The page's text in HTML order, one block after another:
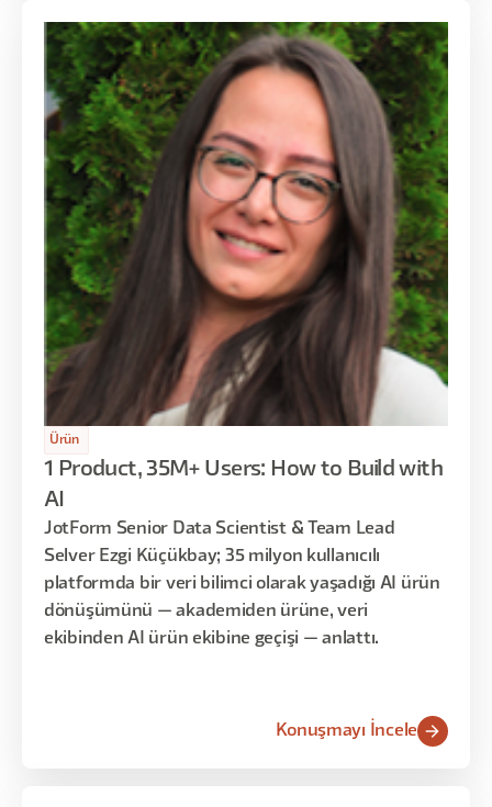
Ürün
1 Product, 35M+ Users: How to Build with
AI
JotForm Senior Data Scientist & Team Lead
Selver Ezgi Küçükbay; 35 milyon kullanıcılı
platformda bir veri bilimci olarak yaşadığı AI ürün
dönüşümünü — akademiden ürüne, veri
ekibinden AI ürün ekibine geçişi — anlattı.
Konuşmayı İncele